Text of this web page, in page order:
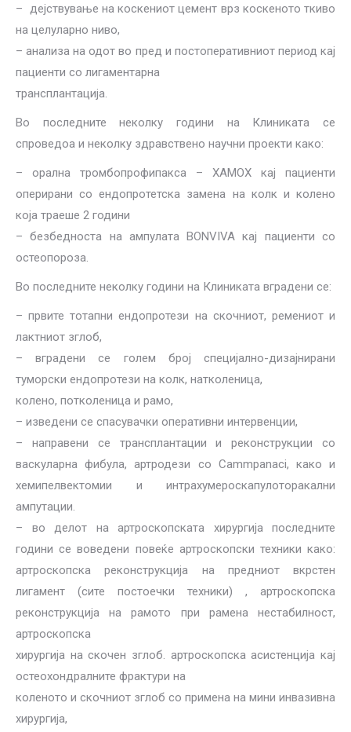
– дејствување на коскениот цемент врз коскеното ткиво
на целуларно ниво,
– анализа на одот во пред и постоперативниот период кај
пациенти со лигаментарна
трансплантација.
Bо последните неколку години на Клиниката се
спроведоа и неколку здравствено научни проекти како:
– орална тромбопрофипакса – ХАМОХ кај пациенти
оперирани со ендопротетска замена на колк и колено
која траеше 2 години
– безбедноста на ампулата BONVIVA кај пациенти со
остеопороза.
Во последните неколку години на Клиниката вградени се:
– првите тотапни ендопротези на скочниот, ремениот и
лактниот зглоб,
– вградени се голем број специјално-дизајнирани
туморски ендопротези на колк, натколеница,
колено, потколеница и рамо,
– изведени се спасувачки оперативни интервенции,
– направени се трансплантации и реконструкции со
васкуларна фибула, артродези со Сammpanaci, како и
хемипелвектомии и интрахумероскапулоторакални
ампутации.
– во делот на артроскопската хирургија последните
години се воведени повеќе артроскопски техники како:
артроскопска реконструкција на предниот вкрстен
лигамент (сите постоечки техники) , артроскопска
реконструкција на рамото при рамена нестабилност,
артроскoпска
хирургија на скочен зглоб. артроскопска асистенција кај
остеохондралните фрактури на
коленото и скочниот зглоб со примена на мини инвазивна
хирургија,